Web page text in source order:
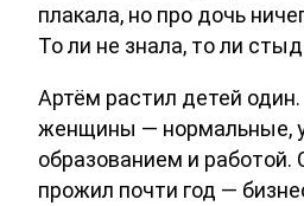
плакала, но про дочь
То ли не знала, то ли
Артём растил детей
женщины — нормальные,
образованием и работой.
прожил почти год —